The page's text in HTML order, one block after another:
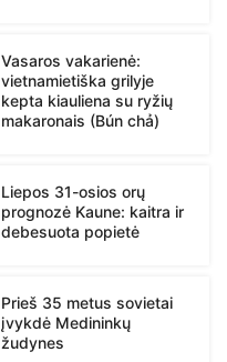
Vasaros vakarienė:
vietnamietiška grilyje
kepta kiauliena su ryžių
makaronais (Bún chả)
Liepos 31-osios orų
prognozė Kaune: kaitra ir
debesuota popietė
Prieš 35 metus sovietai
įvykdė Medininkų
žudynes